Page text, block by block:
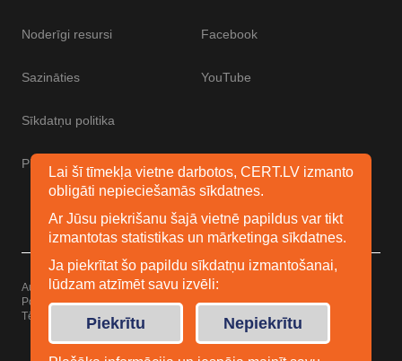
Noderīgi resursi
Sazināties
Sīkdatņu politika
Piekļūstamības paziņojums
Facebook
YouTube
Autortiesības © 2026 Esidrošs
Powered byWordPress
Tēma: Uku noElmastudio
Lai šī tīmekļa vietne darbotos, CERT.LV izmanto
obligāti nepieciešamās sīkdatnes.
Ar Jūsu piekrišanu šajā vietnē papildus var tikt
izmantotas statistikas un mārketinga sīkdatnes.
Ja piekrītat šo papildu sīkdatņu izmantošanai,
lūdzam atzīmēt savu izvēli:
Piekrītu Nepiekrītu